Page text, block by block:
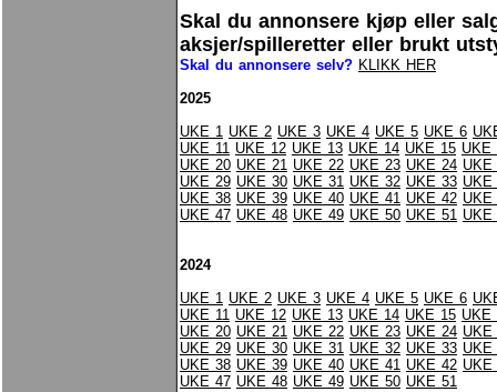
Skal du annonsere kjøp eller
aksjer/spilleretter eller brukt
Skal du annonsere selv? KLIKK HER
2025
UKE 1 UKE 2 UKE 3 UKE 4 UKE 5 UKE 6
UKE 11 UKE 12 UKE 13 UKE 14 UKE 15 UKE
UKE 20 UKE 21 UKE 22 UKE 23 UKE 24 UKE
UKE 29 UKE 30 UKE 31 UKE 32 UKE 33 UKE
UKE 38 UKE 39 UKE 40 UKE 41 UKE 42 UKE
UKE 47 UKE 48 UKE 49 UKE 50 UKE 51 UKE
2024
UKE 1 UKE 2 UKE 3 UKE 4 UKE 5 UKE 6
UKE 11 UKE 12 UKE 13 UKE 14 UKE 15 UKE
UKE 20 UKE 21 UKE 22 UKE 23 UKE 24 UKE
UKE 29 UKE 30 UKE 31 UKE 32 UKE 33 UKE
UKE 38 UKE 39 UKE 40 UKE 41 UKE 42 UKE
UKE 47 UKE 48 UKE 49 UKE 50 UKE 51